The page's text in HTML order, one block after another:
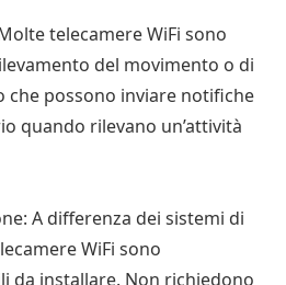
telecamere WiFi sono
del movimento o di
che possono inviare notifiche
quando rilevano un’attività
A differenza dei sistemi di
WiFi sono
da installare. Non richiedono